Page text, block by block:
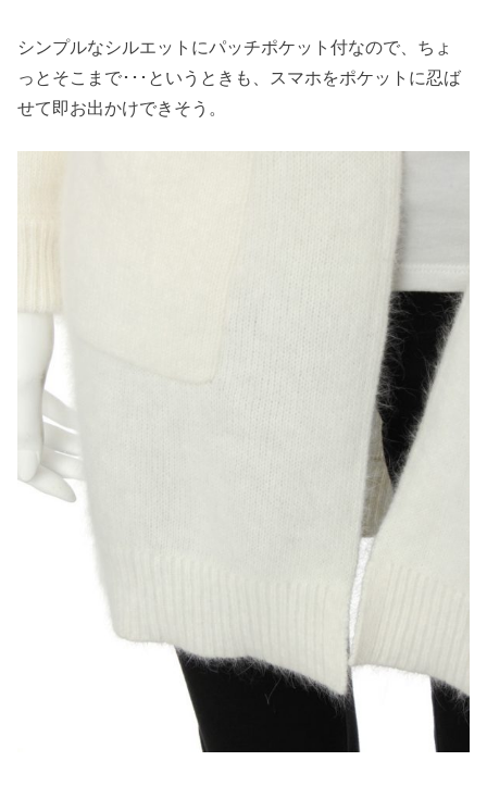
シンプルなシルエットにパッチポケット付なので、ちょ
っとそこまで･･･というときも、スマホをポケットに忍ば
せて即お出かけできそう。